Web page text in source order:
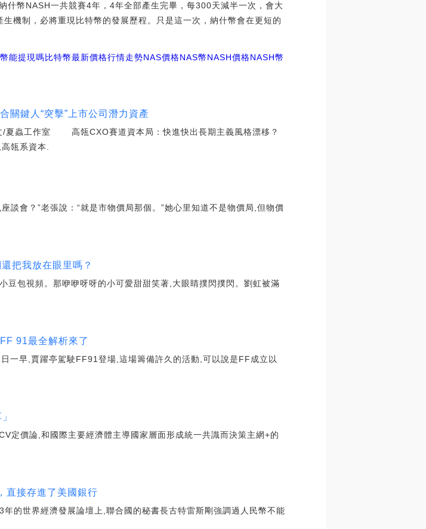
什幣NASH一共競賽4年，4年全部產生完畢，每300天減半一次，會大
機制，必將重現比特幣的發展歷程。只是這一次，納什幣會在更短的
能提現嗎比特幣最新價格行情走勢NAS價格NAS幣NASH價格NASH幣
關鍵人“突擊”上市公司潛力資產
工作室 高瓴CXO賽道資本局：快進快出長期主義風格漂移？
瓴系資本.
談會？”老張說：“就是市物價局那個。”她心里知道不是物價局,但物價
把我放在眼里嗎？
豆包視頻。那咿咿呀呀的小可愛甜甜笑著,大眼睛撲閃撲閃。劉虹被滿
91最全解析來了
躍亭駕駛FF91登場,這場籌備許久的活動,可以說是FF成立以
定價論,和國際主要經濟體主導國家層面形成統一共識而決策主網+的
直接存進了美國銀行
的世界經濟發展論壇上,聯合國的秘書長古特雷斯剛強調過人民幣不能